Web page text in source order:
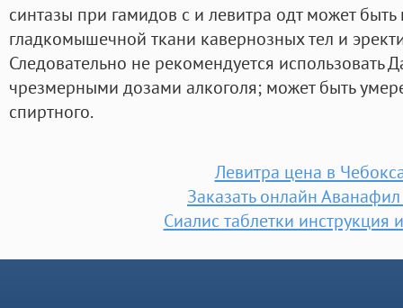
синтазы при гамидов с и левитра одт может
гладкомышечной ткани кавернозных тел и
Следовательно не рекомендуется использовать
чрезмерными дозами алкоголя; может быть
спиртного.
Левитра цена в
Заказать онлайн
Сиалис таблетки инструкция